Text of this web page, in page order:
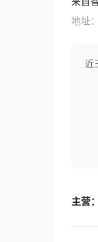
地址
近
主营：